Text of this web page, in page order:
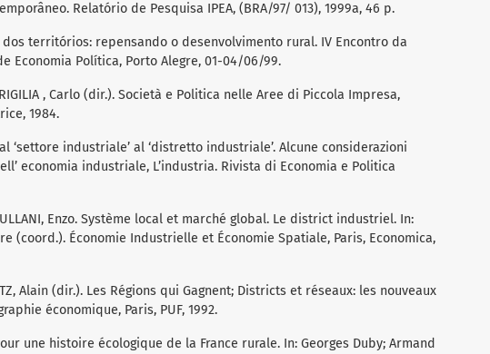
Relatório de Pesquisa IPEA, (BRA/97/ 013), 1999a, 46 p.
dos territórios: repensando o desenvolvimento rural. IV Encontro da
Economia Política, Porto Alegre, 01-04/06/99.
, Carlo (dir.). Società e Politica nelle Aree di Piccola Impresa,
1984.
‘settore industriale’ al ‘distretto industriale’. Alcune considerazioni
economia industriale, L’industria. Rivista di Economia e Politica
Enzo. Système local et marché global. Le district industriel. In:
(coord.). Économie Industrielle et Économie Spatiale, Paris, Economica,
Alain (dir.). Les Régions qui Gagnent; Districts et réseaux: les nouveaux
économique, Paris, PUF, 1992.
une histoire écologique de la France rurale. In: Georges Duby; Armand